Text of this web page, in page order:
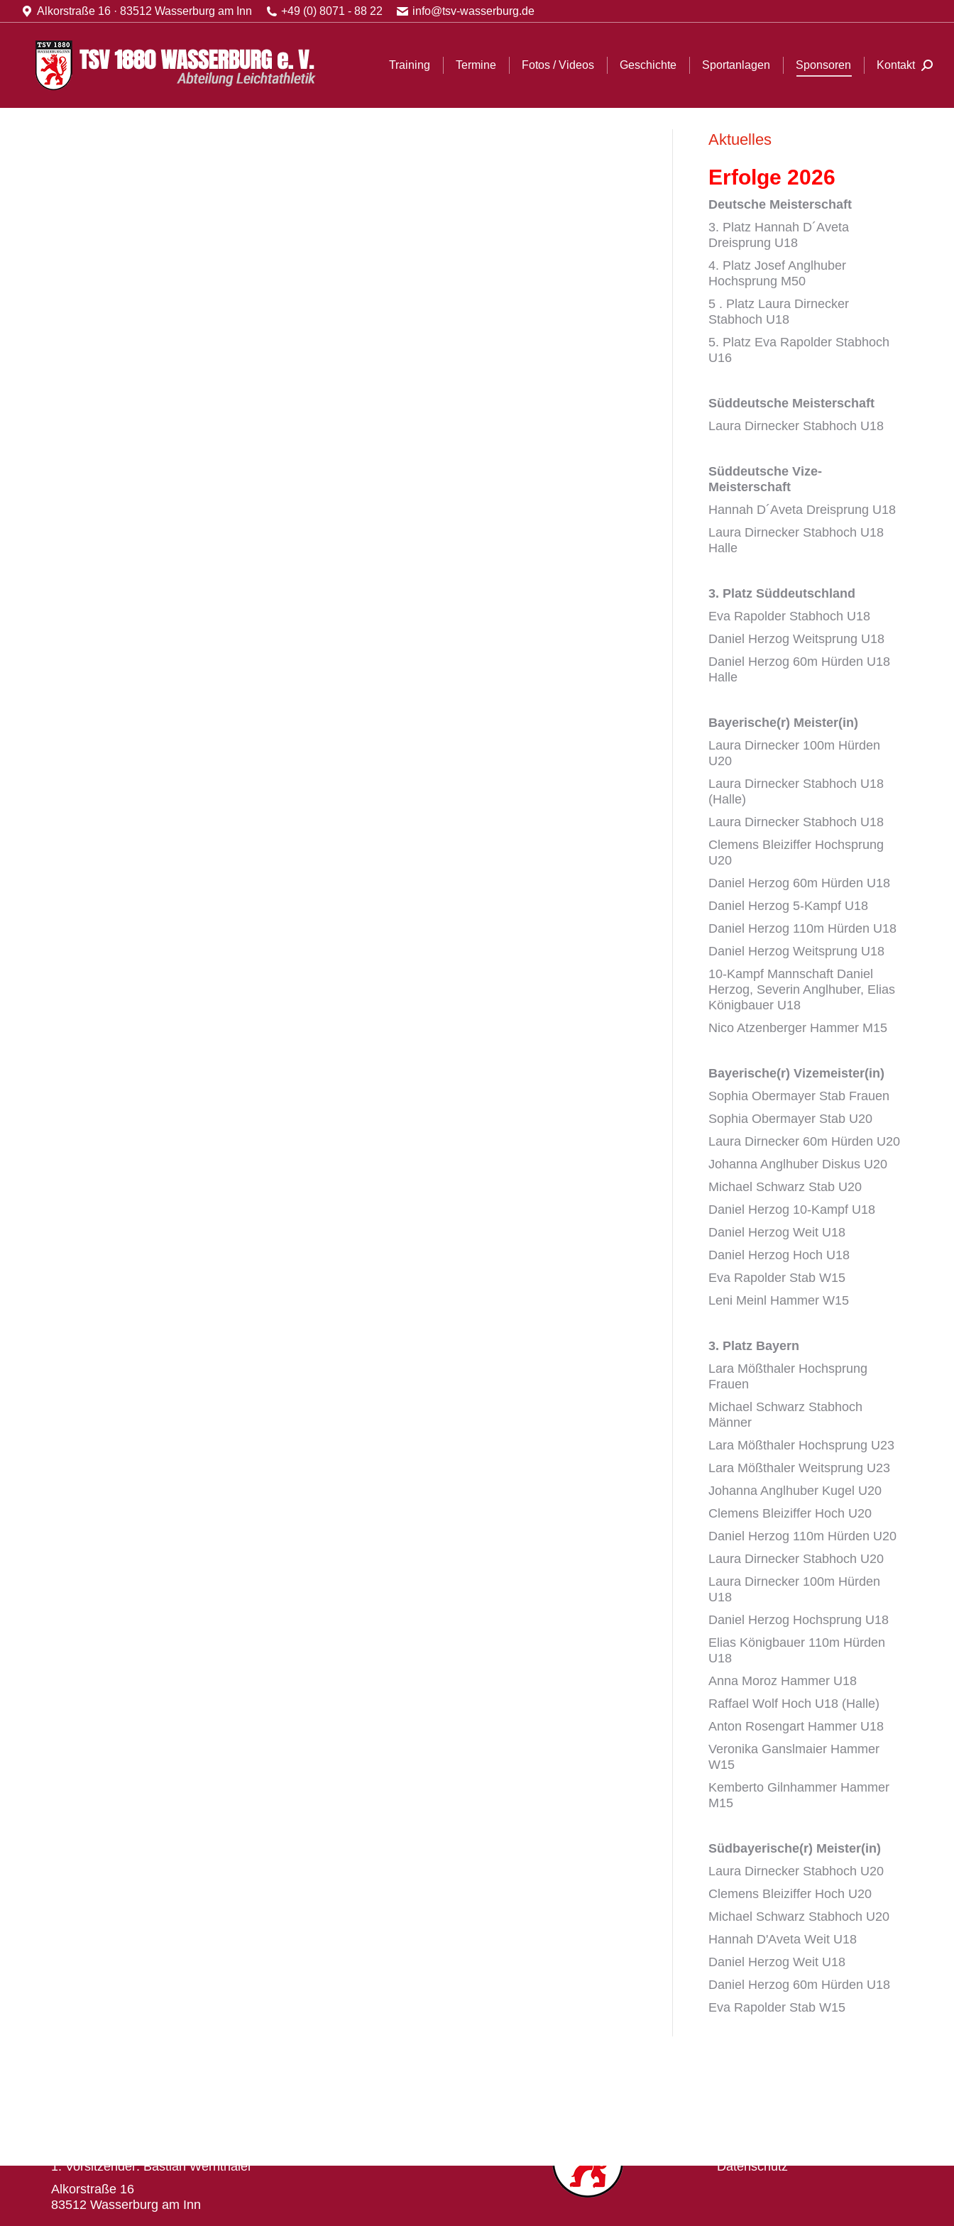
Alkorstraße 16 · 83512 Wasserburg am Inn +49 (0) 8071 - 88 22 info@tsv-wasserburg.de
Training Termine Fotos / Videos Geschichte Sportanlagen Sponsoren Kontakt
Aktuelles
Erfolge 2026
Deutsche Meisterschaft
3. Platz Hannah D´Aveta
Dreisprung U18
4. Platz Josef Anglhuber
Hochsprung M50
5 . Platz Laura Dirnecker
Stabhoch U18
5. Platz Eva Rapolder Stabhoch
U16
Süddeutsche Meisterschaft
Laura Dirnecker Stabhoch U18
Süddeutsche Vize-
Meisterschaft
Hannah D´Aveta Dreisprung U18
Laura Dirnecker Stabhoch U18
Halle
3. Platz Süddeutschland
Eva Rapolder Stabhoch U18
Daniel Herzog Weitsprung U18
Daniel Herzog 60m Hürden U18
Halle
Bayerische(r) Meister(in)
Laura Dirnecker 100m Hürden
U20
Laura Dirnecker Stabhoch U18
(Halle)
Laura Dirnecker Stabhoch U18
Clemens Bleiziffer Hochsprung
U20
Daniel Herzog 60m Hürden U18
Daniel Herzog 5-Kampf U18
Daniel Herzog 110m Hürden U18
Daniel Herzog Weitsprung U18
10-Kampf Mannschaft Daniel
Herzog, Severin Anglhuber, Elias
Königbauer U18
Nico Atzenberger Hammer M15
Bayerische(r) Vizemeister(in)
Sophia Obermayer Stab Frauen
Sophia Obermayer Stab U20
Laura Dirnecker 60m Hürden U20
Johanna Anglhuber Diskus U20
Michael Schwarz Stab U20
Daniel Herzog 10-Kampf U18
Daniel Herzog Weit U18
Daniel Herzog Hoch U18
Eva Rapolder Stab W15
Leni Meinl Hammer W15
3. Platz Bayern
Lara Mößthaler Hochsprung
Frauen
Michael Schwarz Stabhoch
Männer
Lara Mößthaler Hochsprung U23
Lara Mößthaler Weitsprung U23
Johanna Anglhuber Kugel U20
Clemens Bleiziffer Hoch U20
Daniel Herzog 110m Hürden U20
Laura Dirnecker Stabhoch U20
Laura Dirnecker 100m Hürden
U18
Daniel Herzog Hochsprung U18
Elias Königbauer 110m Hürden
U18
Anna Moroz Hammer U18
Raffael Wolf Hoch U18 (Halle)
Anton Rosengart Hammer U18
Veronika Ganslmaier Hammer
W15
Kemberto Gilnhammer Hammer
M15
Südbayerische(r) Meister(in)
Laura Dirnecker Stabhoch U20
Clemens Bleiziffer Hoch U20
Michael Schwarz Stabhoch U20
Hannah D'Aveta Weit U18
Daniel Herzog Weit U18
Daniel Herzog 60m Hürden U18
Eva Rapolder Stab W15
1. Vorsitzender: Bastian Wernthaler
Alkorstraße 16
83512 Wasserburg am Inn
Datenschutz
Training Termine Fotos / Videos Geschichte Sportanlagen Sponsoren Kontakt Search: